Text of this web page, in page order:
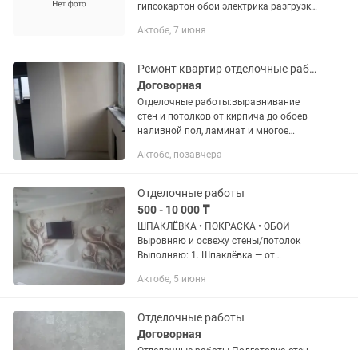
гипсокартон обои электрика разгрузки
Актобе, 7 июня
Ремонт квартир отделочные работы
Договорная
Отделочные работы:выравнивание
стен и потолков от кирпича до обоев
наливной пол, ламинат и многое
дорого.под ключ
Актобе, позавчера
Отделочные работы
500 - 10 000 ₸
ШПАКЛЁВКА • ПОКРАСКА • ОБОИ
Выровняю и освежу стены/потолок
Выполняю: 1. Шпаклёвка — от
углы, откосы. 2. Покраска — потолки,
Актобе, 5 июня
Отделочные работы
Договорная